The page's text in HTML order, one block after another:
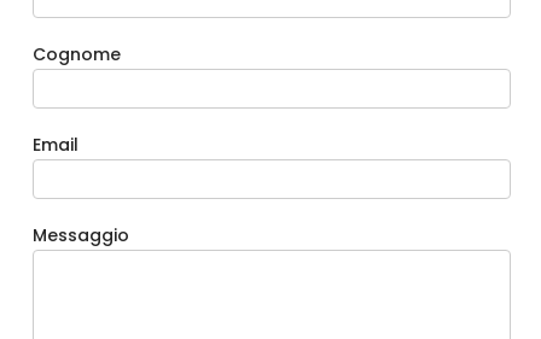
Cognome
Email
Messaggio